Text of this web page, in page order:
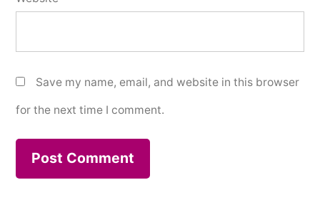
Save my name, email, and website in this browser
for the next time I comment.